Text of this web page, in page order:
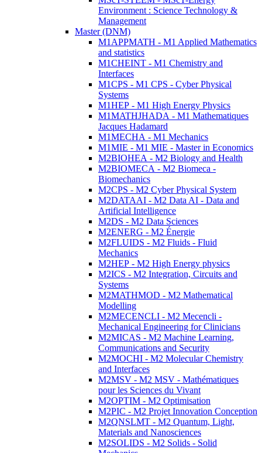
Environment : Science Technology &
Management
Master (DNM)
M1APPMATH - M1 Applied Mathematics
and statistics
M1CHEINT - M1 Chemistry and
Interfaces
M1CPS - M1 CPS - Cyber Physical
Systems
M1HEP - M1 High Energy Physics
M1MATHJHADA - M1 Mathematiques
Jacques Hadamard
M1MECHA - M1 Mechanics
M1MIE - M1 MIE - Master in Economics
M2BIOHEA - M2 Biology and Health
M2BIOMECA - M2 Biomeca -
Biomechanics
M2CPS - M2 Cyber Physical System
M2DATAAI - M2 Data AI - Data and
Artificial Intelligence
M2DS - M2 Data Sciences
M2ENERG - M2 Énergie
M2FLUIDS - M2 Fluids - Fluid
Mechanics
M2HEP - M2 High Energy physics
M2ICS - M2 Integration, Circuits and
Systems
M2MATHMOD - M2 Mathematical
Modelling
M2MECENCLI - M2 Mecencli -
Mechanical Engineering for Clinicians
M2MICAS - M2 Machine Learning,
Communications and Security
M2MOCHI - M2 Molecular Chemistry
and Interfaces
M2MSV - M2 MSV - Mathématiques
pour les Sciences du Vivant
M2OPTIM - M2 Optimisation
M2PIC - M2 Projet Innovation Conception
M2QNSLMT - M2 Quantum, Light,
Materials and Nanosciences
M2SOLIDS - M2 Solids - Solid